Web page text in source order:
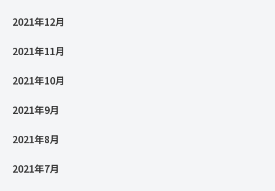
2021年12月
2021年11月
2021年10月
2021年9月
2021年8月
2021年7月